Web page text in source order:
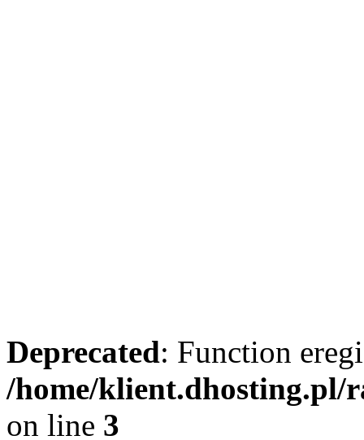
Deprecated: Function
/home/
on line 3